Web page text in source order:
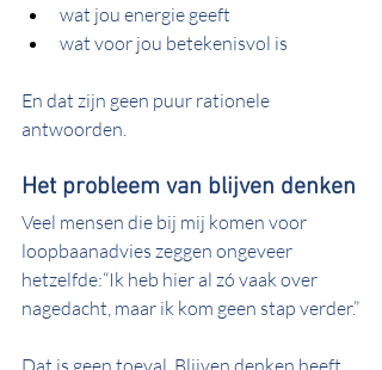
wat jou energie geeft
wat voor jou betekenisvol is
En dat zijn geen puur rationele
antwoorden.
Het probleem van blijven denken
Veel mensen die bij mij komen voor
loopbaanadvies zeggen ongeveer
hetzelfde:“Ik heb hier al zó vaak over
nagedacht, maar ik kom geen stap verder.”
Dat is geen toeval. Blijven denken heeft